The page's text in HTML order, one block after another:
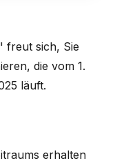
freut sich, Sie
die vom 1.
läuft.
erhalten